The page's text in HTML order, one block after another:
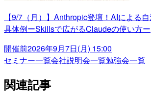
【9/7（月）】Anthropic登壇！AIによる
具体例ーSkillsで広がるClaudeの使い方ー
開催前2026年9月7日(月) 15:00
セミナー一覧会社説明会一覧勉強会一覧
関連記事